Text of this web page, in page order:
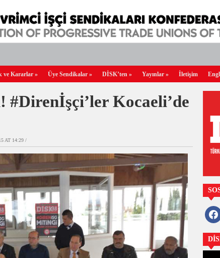
ve Kararlar » Üye Sendikalar » DİSK’ten » Yayınlar » İletişim
Kocaeli’de
AT 14:29 /